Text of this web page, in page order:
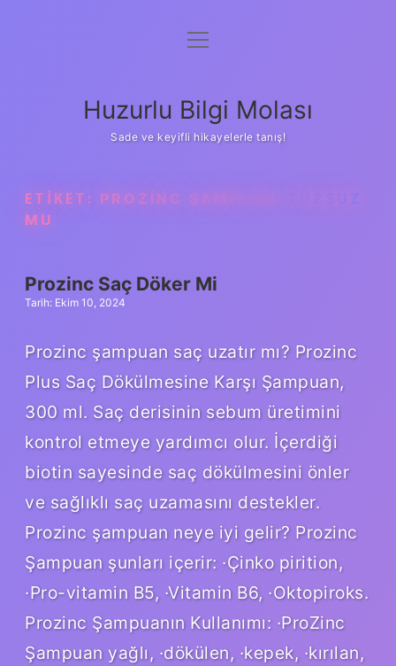
Anasayfa
Yasal Uyarı
menüyü
Huzurlu Bilgi Molası
Sade ve keyifli hikayelerle tanış!
ETIKET: PROZINC ŞAMPUAN TUZSUZ
MU
Prozinc Saç Döker Mi
Tarih: Ekim 10, 2024
Prozinc şampuan saç uzatır mı? Prozinc
Plus Saç Dökülmesine Karşı Şampuan,
300 ml. Saç derisinin sebum üretimini
kontrol etmeye yardımcı olur. İçerdiği
biotin sayesinde saç dökülmesini önler
ve sağlıklı saç uzamasını destekler.
Prozinc şampuan neye iyi gelir? Prozinc
Şampuan şunları içerir: ·Çinko pirition,
·Pro-vitamin B5, ·Vitamin B6, ·Oktopiroks.
Prozinc Şampuanın Kullanımı: ·ProZinc
Şampuan yağlı, ·dökülen, ·kepek, ·kırılan,